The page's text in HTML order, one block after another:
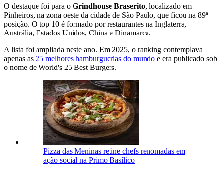
O destaque foi para o Grindhouse Braserito, localizado em
Pinheiros, na zona oeste da cidade de São Paulo, que ficou na 89ª
posição. O top 10 é formado por restaurantes na Inglaterra,
Austrália, Estados Unidos, China e Dinamarca.
A lista foi ampliada neste ano. Em 2025, o ranking contemplava
apenas as 25 melhores hamburguerias do mundo e era publicado sob
o nome de World's 25 Best Burgers.
Pizza das Meninas reúne chefs renomadas em
ação social na Primo Basílico